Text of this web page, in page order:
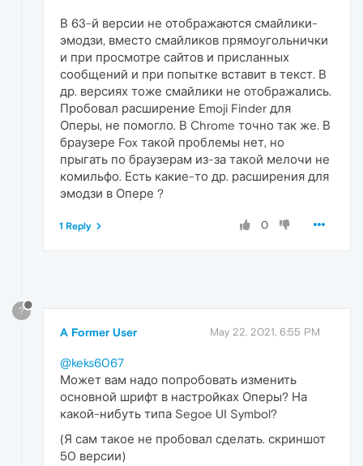
В 63-й версии не отображаются смайлики-
эмодзи, вместо смайликов прямоугольнички
и при просмотре сайтов и присланных
сообщений и при попытке вставит в текст. В
др. версиях тоже смайлики не отображались.
Пробовал расширение Emoji Finder для
Оперы, не помогло. В Chrome точно так же. В
браузере Fox такой проблемы нет, но
прыгать по браузерам из-за такой мелочи не
комильфо. Есть какие-то др. расширения для
эмодзи в Опере ?
0
1 Reply
?
A Former User May 22, 2021, 6:55 PM
@keks6067
Может вам надо попробовать изменить
основной шрифт в настройках Оперы? На
какой-нибуть типа Segoe UI Symbol?
(Я сам такое не пробовал сделать. скриншот
50 версии)